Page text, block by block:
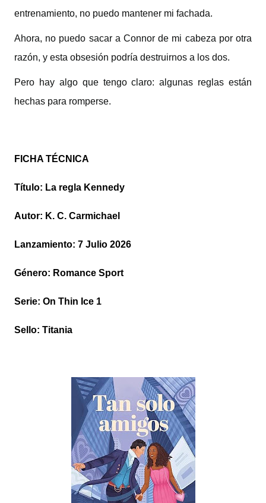
entrenamiento, no puedo mantener mi fachada.
Ahora, no puedo sacar a Connor de mi cabeza por otra
razón, y esta obsesión podría destruirnos a los dos.
Pero hay algo que tengo claro: algunas reglas están
hechas para romperse.
FICHA TÉCNICA
Título: La regla Kennedy
Autor: K. C. Carmichael
Lanzamiento: 7 Julio 2026
Género: Romance Sport
Serie: On Thin Ice 1
Sello: Titania